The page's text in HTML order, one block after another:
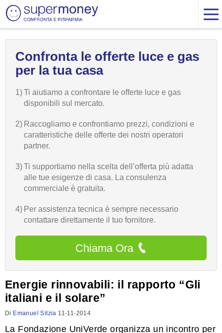
Confronta le offerte luce e gas
per la tua casa
1)Ti aiutiamo a confrontare le offerte luce e gas
disponibili sul mercato.
2) Raccogliamo e confrontiamo prezzi, condizioni e
caratteristiche delle offerte dei nostri operatori
partner.
3)Ti supportiamo nella scelta dell’offerta più adatta
alle tue esigenze di casa. La consulenza
commerciale è gratuita.
4) Per assistenza tecnica è sempre necessario
contattare direttamente il tuo fornitore.
Chiama Ora
Energie rinnovabili: il rapporto “Gli
italiani e il solare”
Di Emanuel Sitzia 11-11-2014
La Fondazione UniVerde organizza un incontro per